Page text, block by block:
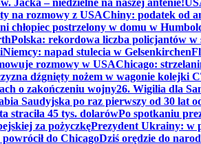
na rozmowy z USAChiny: podatek od
chłopiec postrzelony w domu w
Polska: rekordowa liczba policjantów w
Niemcy: napad stulecia w Gelsenkirchen
rozmowy w USAChicago:
dźgnięty nożem w wagonie kolejki
o zakończeniu wojny26. Wigilia dla
Saudyjska po raz pierwszy od 30 lat
straciła 45 tys. dolarówPo spotkaniu
za pożyczkęPrezydent Ukrainy: w
do ChicagoDziś orędzie do